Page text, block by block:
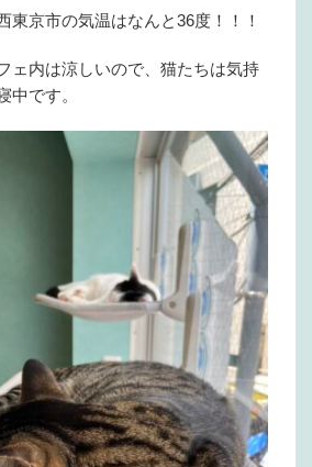
東京市の気温はなんと36度！！！
ェ内は涼しいので、猫たちは気持
中です。